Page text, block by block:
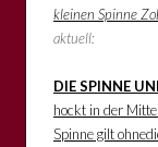
kleinen Spinne
aktuell:
DIE SPINNE
hockt in der
Spinne gilt